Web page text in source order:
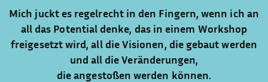
Mich juckt es regelrecht in den Fingern, wenn ich an
all das Potential denke, das in einem Workshop
freigesetzt wird, all die Visionen, die gebaut werden
und all die Veränderungen,
die angestoßen werden können.